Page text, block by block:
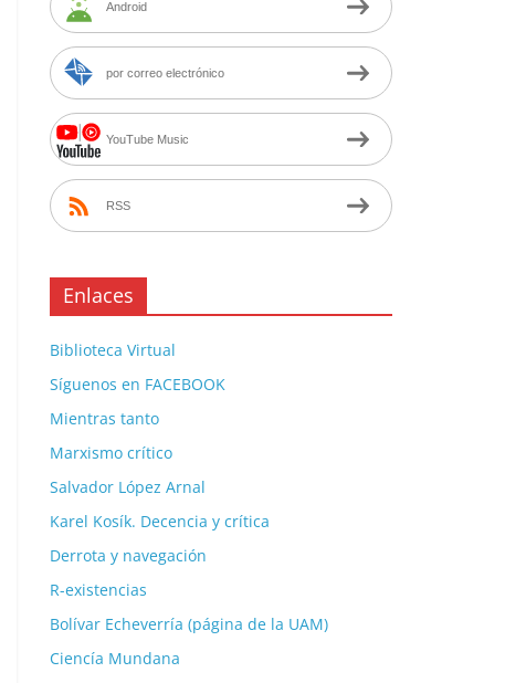
Android
por correo electrónico
YouTube Music
RSS
Enlaces
Biblioteca Virtual
Síguenos en FACEBOOK
Mientras tanto
Marxismo crítico
Salvador López Arnal
Karel Kosík. Decencia y crítica
Derrota y navegación
R-existencias
Bolívar Echeverría (página de la UAM)
Ciencía Mundana